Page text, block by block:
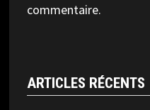
commentaire.
ARTICLES RÉCENTS